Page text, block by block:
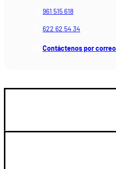
961 515 618
622 62 54 34
Contáctenos por